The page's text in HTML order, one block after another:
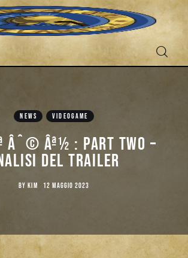
NEWS VIDEOGAME
âˆ© âª½ : Part Two –
del trailer
BY KIM 12 MAGGIO 2023